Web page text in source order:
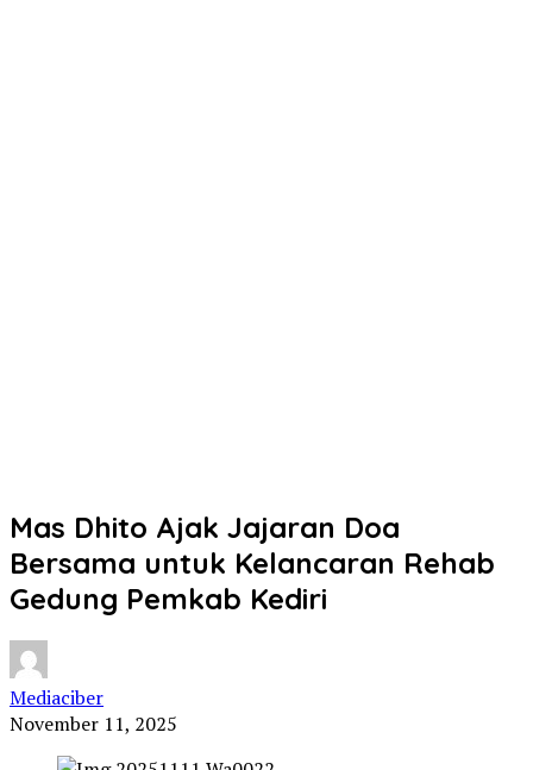
Mas Dhito Ajak Jajaran Doa
Bersama untuk Kelancaran Rehab
Gedung Pemkab Kediri
Mediaciber
November 11, 2025